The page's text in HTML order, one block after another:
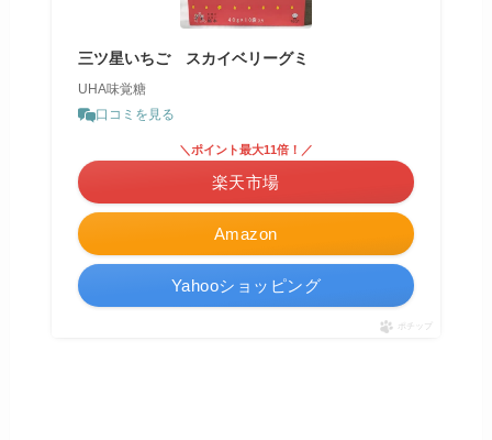
三ツ星いちご スカイベリーグミ
UHA味覚糖
口コミを見る
Amazon
＼ポイント最大11倍！／
楽天市場
Yahooショッピング
ポチップ